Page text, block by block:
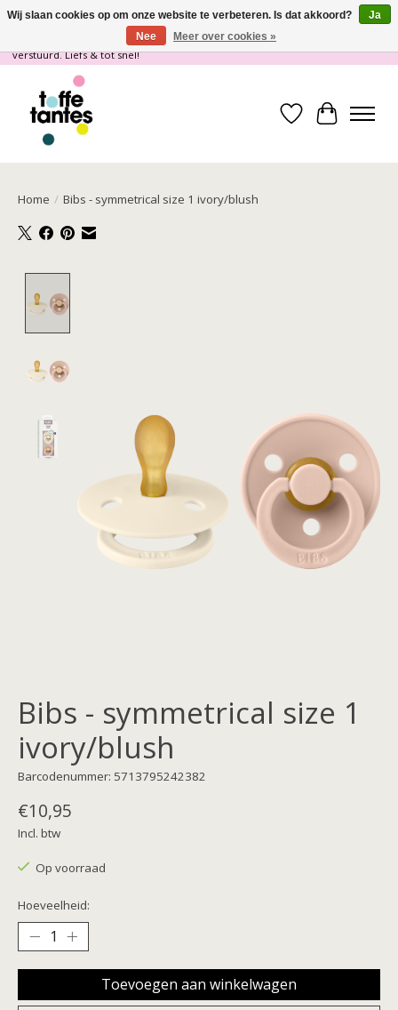
Wij gaan op vakantie! vanaf 4 juli t/m 21 juli worden er geen pakketjes
verstuurd. Liefs & tot snel!
Verlanglijst
Home / Bibs - symmetrical size 1 ivory/blush
Bibs - symmetrical size 1
ivory/blush
Barcodenummer: 5713795242382
€10,95
Incl. btw
Op voorraad
Hoeveelheid:
Toevoegen aan winkelwagen
Wij slaan cookies op om onze website te verbeteren. Is dat akkoord?
Ja
Nee
Meer over cookies »